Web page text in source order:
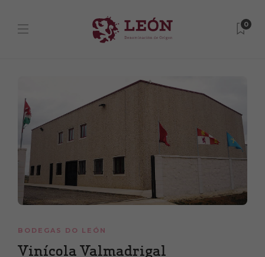
0
BODEGAS DO LEÓN
Vinícola Valmadrigal